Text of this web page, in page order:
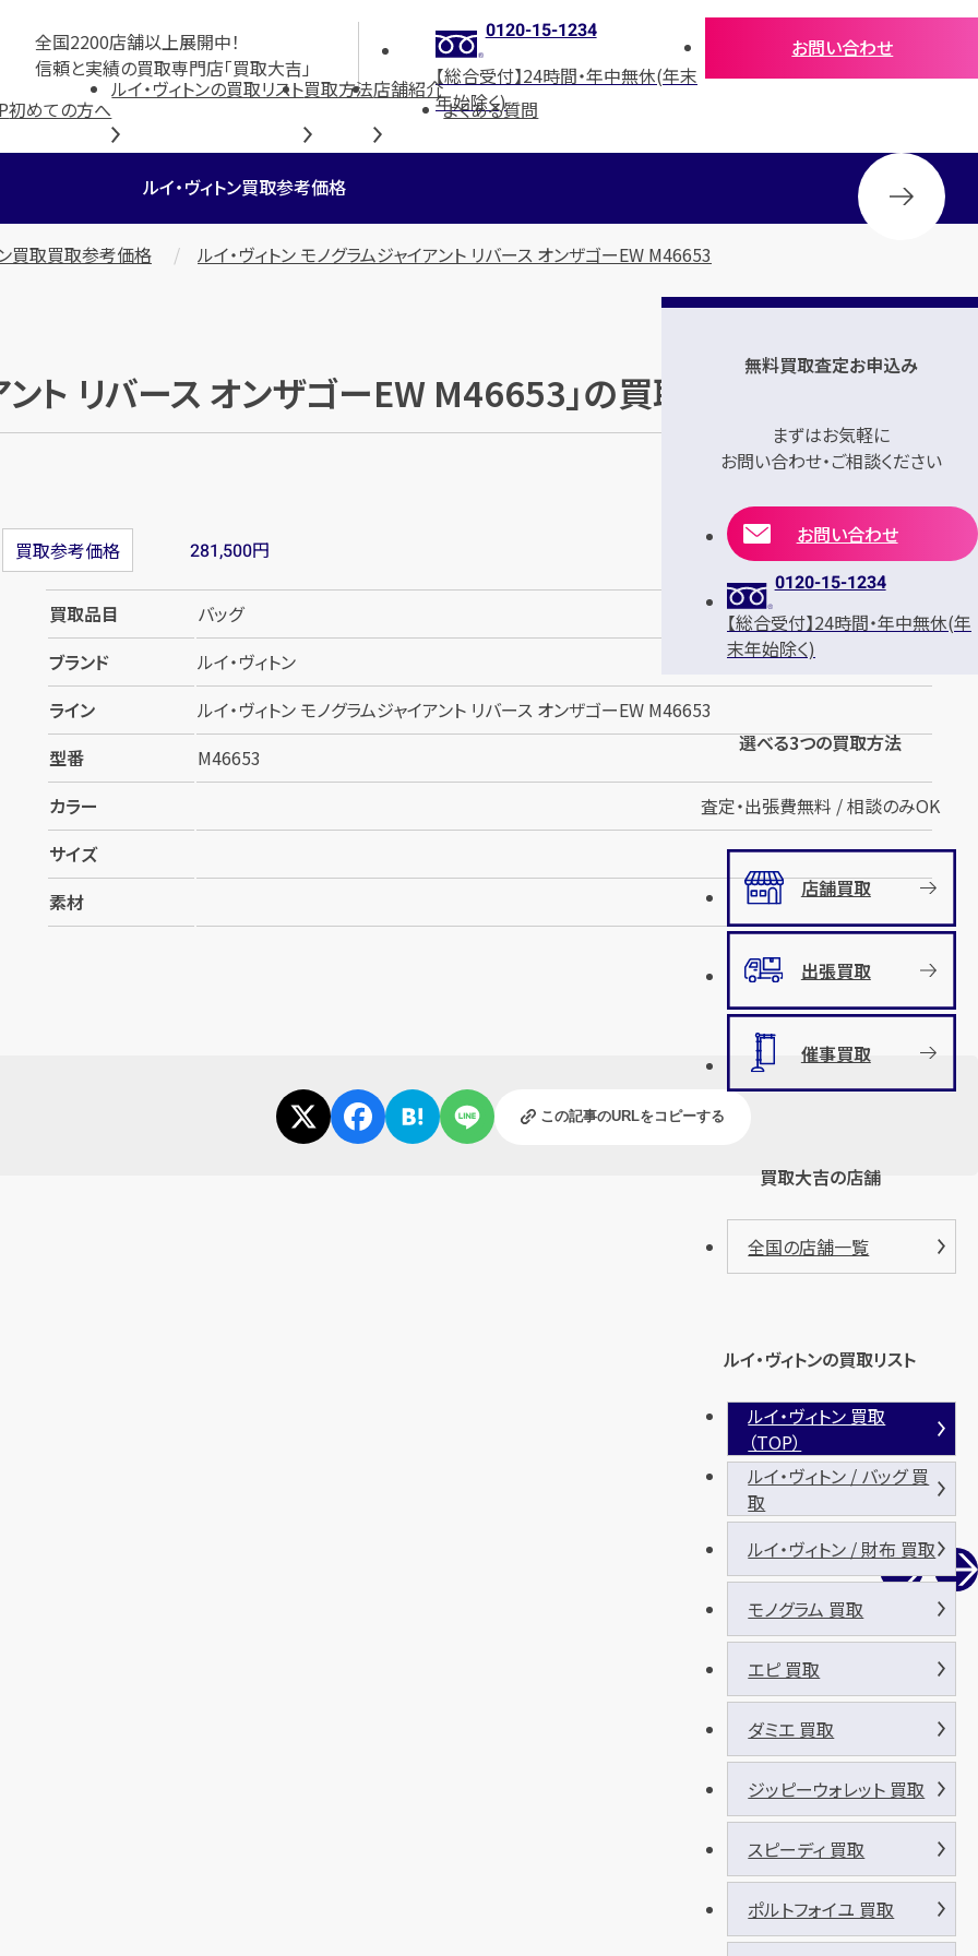
全国2200店舗以上展開中！
信頼と実績の買取専門店「買取大吉」
0120-15-1234
【総合受付】24時間・年中無休(年末
年始除く)
お問い合わせ
初めての方へ
ルイ・ヴィトンの買取リスト買取方法店舗紹介
よくある質問
ルイ・ヴィトン買取参考価格
ン買取買取参考価格 ルイ・ヴィトン モノグラムジャイアント リバース オンザゴーEW M46653
ント リバース オンザゴーEW M46653」の買取参考価格
買取参考価格 281,500円
買取品目
バッグ
ブランド
ルイ・ヴィトン
ライン
ルイ・ヴィトン モノグラムジャイアント リバース オンザゴーEW M46653
型番
M46653
カラー
サイズ
素材
この記事のURLをコピーする
無料買取査定お申込み
まずはお気軽に
お問い合わせ・ご相談ください
お問い合わせ
0120-15-1234
【総合受付】24時間・年中無休(年
末年始除く)
選べる3つの買取方法
査定・出張費無料 / 相談のみOK
店舗買取
出張買取
催事買取
買取大吉の店舗
全国の店舗一覧
ルイ・ヴィトンの買取リスト
ルイ・ヴィトン 買取
（TOP）
ルイ・ヴィトン / バッグ 買
取
ルイ・ヴィトン / 財布 買取
モノグラム 買取
エピ 買取
ダミエ 買取
ジッピーウォレット 買取
スピーディ 買取
ポルトフォイユ 買取